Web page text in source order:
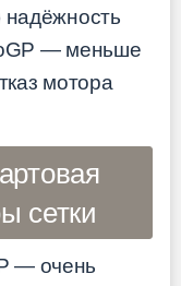
— меньше
мотора
сетки
— очень